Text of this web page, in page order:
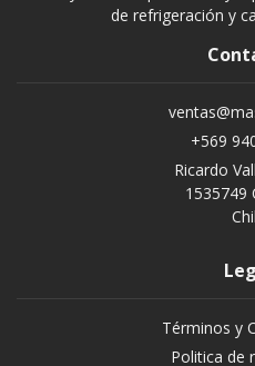
de refrigeración y
+569
Ricardo
1535749
Términos y
Politica de